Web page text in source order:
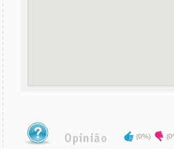
(0%)